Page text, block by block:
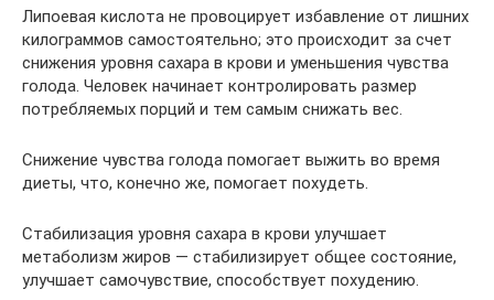
Липоевая кислота не провоцирует избавление от лишних
килограммов самостоятельно; это происходит за счет
снижения уровня сахара в крови и уменьшения чувства
голода. Человек начинает контролировать размер
потребляемых порций и тем самым снижать вес.
Снижение чувства голода помогает выжить во время
диеты, что, конечно же, помогает похудеть.
Стабилизация уровня сахара в крови улучшает
метаболизм жиров — стабилизирует общее состояние,
улучшает самочувствие, способствует похудению.